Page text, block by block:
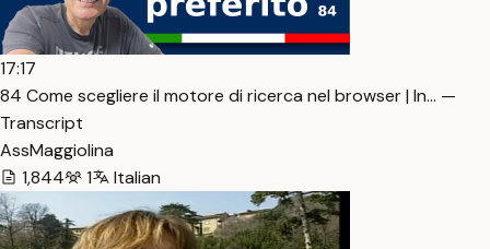
17:17
84 Come scegliere il motore di ricerca nel browser | In… —
Transcript
AssMaggiolina
1,844
1 Italian